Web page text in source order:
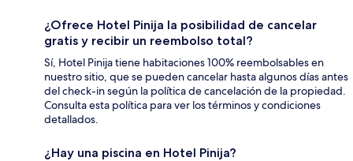
¿Ofrece Hotel Pinija la posibilidad de cancelar
gratis y recibir un reembolso total?
Sí, Hotel Pinija tiene habitaciones 100% reembolsables en
nuestro sitio, que se pueden cancelar hasta algunos días antes
del check-in según la política de cancelación de la propiedad.
Consulta esta política para ver los términos y condiciones
detallados.
¿Hay una piscina en Hotel Pinija?